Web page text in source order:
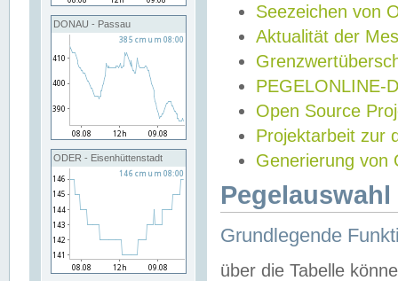
DONAU - Passau
ODER - Eisenhüttenstadt
Seezeichen von
Aktualität der
PEGELONLINE-
Open Source
Projektarbeit zur
Generierung von
Grundlegende
über die Tabelle